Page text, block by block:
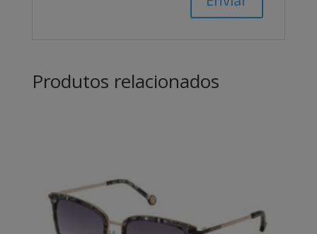
Produtos relacionados